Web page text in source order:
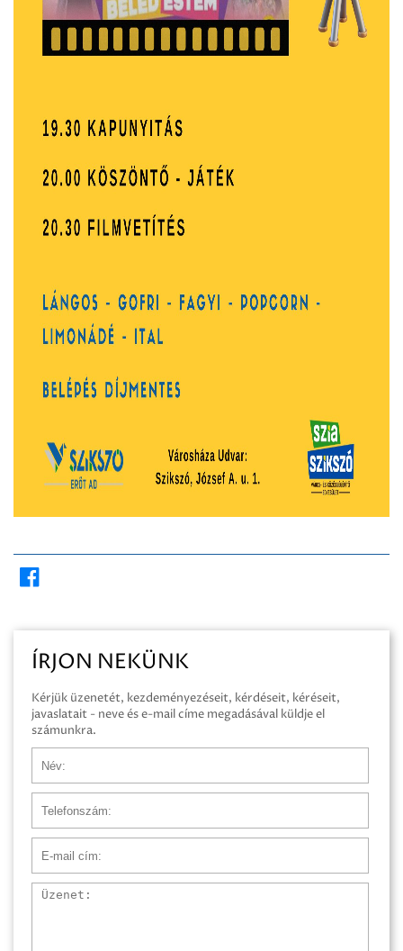
ÍRJON NEKÜNK
Kérjük üzenetét, kezdeményezéseit, kérdéseit, kéréseit,
javaslatait - neve és e-mail címe megadásával küldje el
számunkra.
Üzenet